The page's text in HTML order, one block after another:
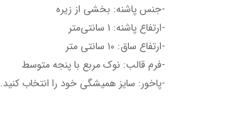
-جنس پاشنه: بخشی از زیره
-ارتفاع پاشنه: ۱ سانتی‌متر
-ارتفاع ساق: ۱۰ سانتی متر
-فرم قالب: نوک مربع با پنجه متوسط
-پاخور: سایز همیشگی خود را انتخاب کنید.